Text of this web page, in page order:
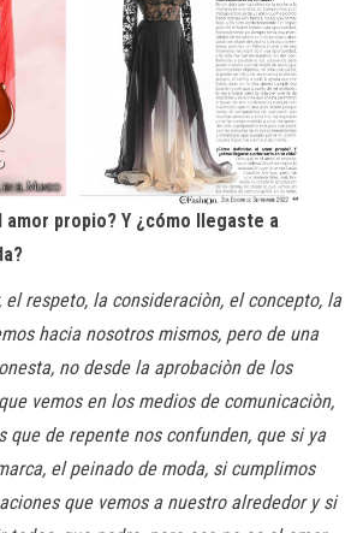
propio? Y ¿cómo llegaste a
el respeto, la consideraciòn, el concepto, la
hacia nosotros mismos, pero de una
no desde la aprobaciòn de los
vemos en los medios de comunicaciòn,
que de repente nos confunden, que si ya
el peinado de moda, si cumplimos
que vemos a nuestro alrededor y si